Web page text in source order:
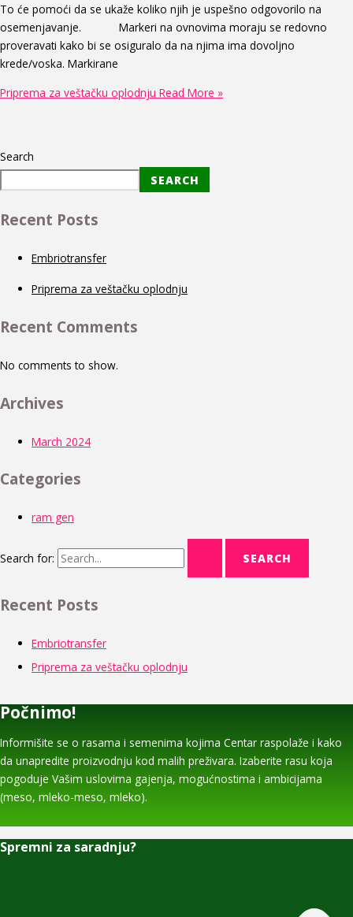
To će pomoći da se ukaže koliko njih je uspešno odgovorilo na
osemenjavanje. Markeri na ovnovima moraju se redovno
proveravati kako bi se osiguralo da na njima ima dovoljno
krede/voska. Markirane
Priprema za veštačku oplodnju Read More »
Search
SEARCH
Recent Posts
Embriotransfer
Priprema za veštačku oplodnju
Recent Comments
No comments to show.
Archives
March 2024
Categories
ram gen
Search for:
Recent Posts
Embriotransfer
Priprema za veštačku oplodnju
Počnimo!
Informišite se o rasama i semenima kojima Centar raspolaže i kako
da unapredite proizvodnju kod malih preživara. Izaberite rasu koja
pogoduje Vašim uslovima gajenja, mogućnostima i ambicijama
(meso, mleko-meso, mleko).
Spremni za saradnju?